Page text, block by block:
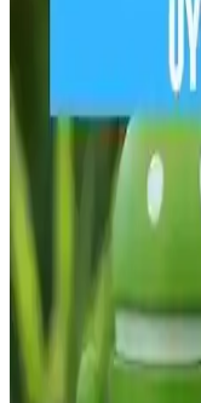
Bulunan
ve Yasal Yöntemler
Bulunan iPhone'un
acil durum bilgileri
polis merkezine teslim
Samsung
Güvenlik
Samsung telefonlarda
olup, cihaz güvenliği ve
Telefonun Yasal
Yöntemleri ve